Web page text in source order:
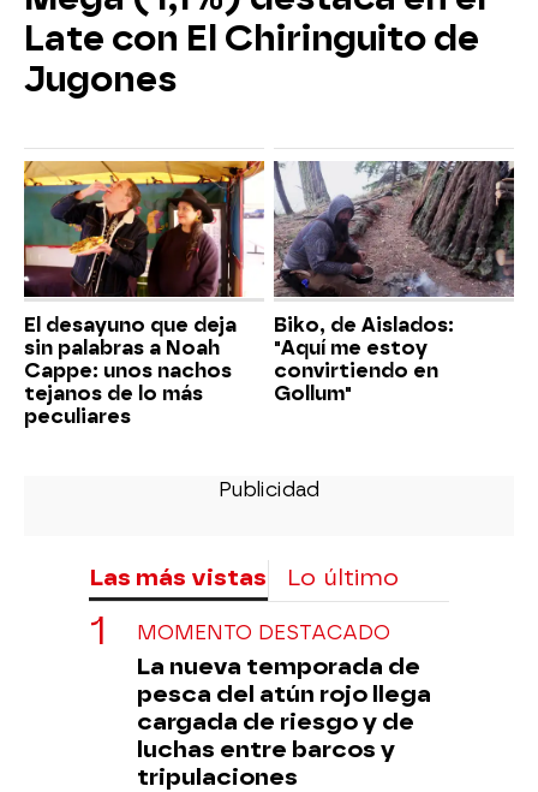
Late con El Chiringuito de
Jugones
El desayuno que deja
sin palabras a Noah
Cappe: unos nachos
tejanos de lo más
peculiares
Biko, de Aislados:
"Aquí me estoy
convirtiendo en
Gollum"
Las más vistas Lo último
MOMENTO DESTACADO
La nueva temporada de
pesca del atún rojo llega
cargada de riesgo y de
luchas entre barcos y
tripulaciones